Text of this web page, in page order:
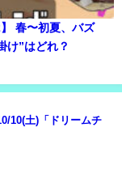
】 春〜初夏、バズ
け”はどれ？
10(土)「ドリームチ